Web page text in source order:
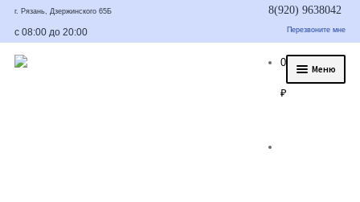
г. Рязань, Дзержинского 65Б
с 08:00 до 20:00
8(920) 9638042
Перезвоните мне
Меню
0
₽